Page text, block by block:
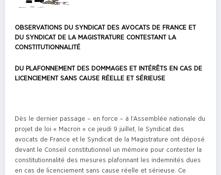
OBSERVATIONS DU SYNDICAT DES AVOCATS DE FRANCE ET
DU SYNDICAT DE LA MAGISTRATURE CONTESTANT LA
CONSTITUTIONNALITÉ
DU PLAFONNEMENT DES DOMMAGES ET INTÉRÊTS EN CAS DE
LICENCIEMENT SANS CAUSE RÉELLE ET SÉRIEUSE
Dès le dernier passage – en force – à l’Assemblée nationale du
projet de loi « Macron » ce jeudi 9 juillet, le Syndicat des
avocats de France et le Syndicat de la Magistrature ont déposé
devant le Conseil constitutionnel un mémoire pour contester la
constitutionnalité des mesures plafonnant les indemnités dues
en cas de licenciement sans cause réelle et sérieuse. Ce